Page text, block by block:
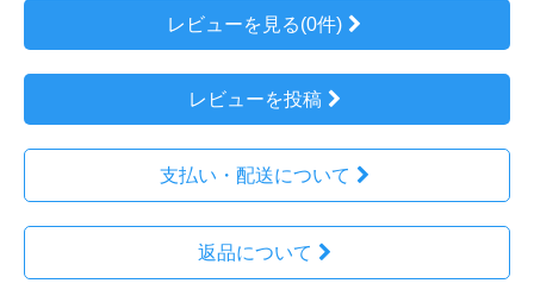
レビューを見る(0件)
レビューを投稿
支払い・配送について
返品について